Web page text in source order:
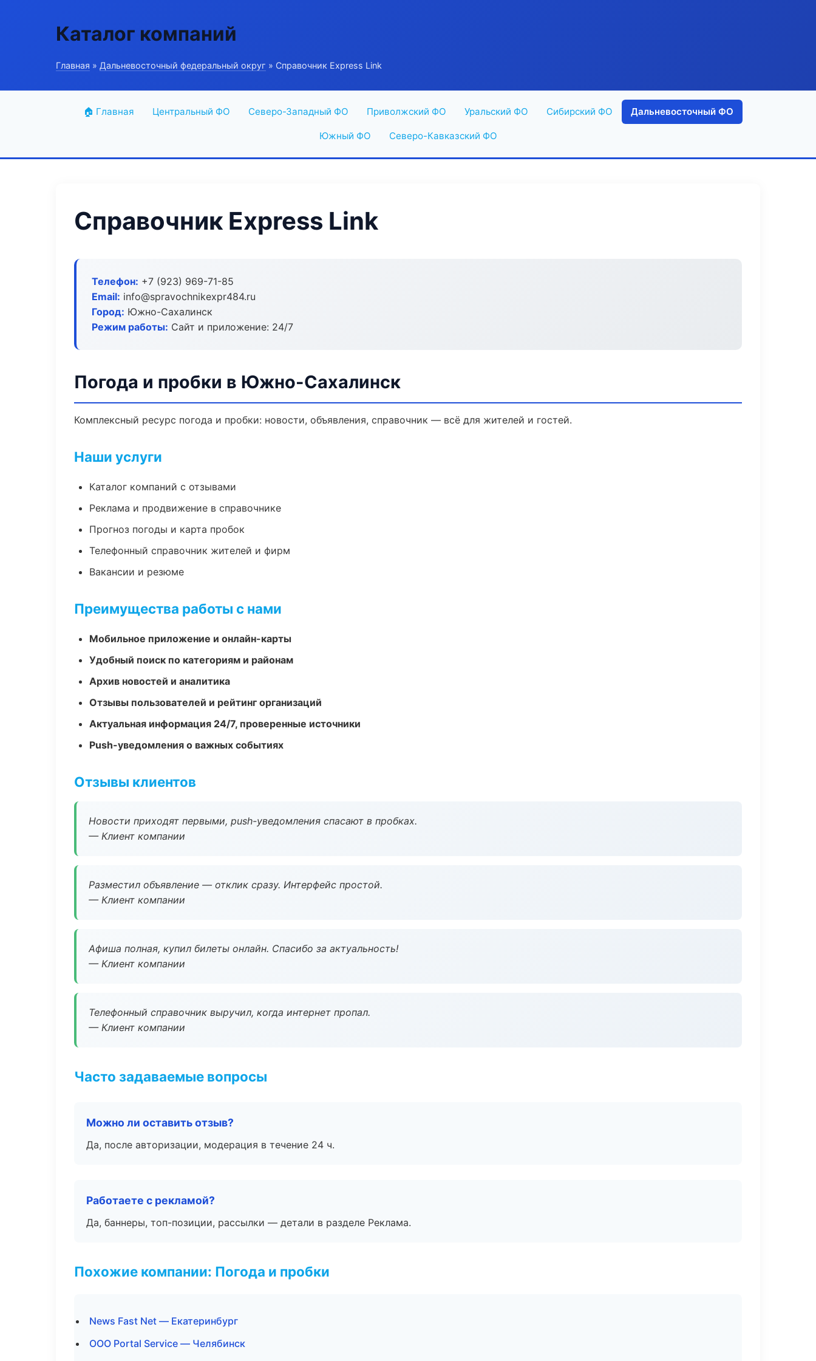
Каталог компаний
Главная » Дальневосточный федеральный округ » Справочник Express Link
🏠 Главная Центральный ФО Северо-Западный ФО Приволжский ФО Уральский ФО Сибирский ФО Дальневосточный ФО
Южный ФО Северо-Кавказский ФО
Справочник Express Link
Телефон: +7 (923) 969-71-85
Email: info@spravochnikexpr484.ru
Город: Южно-Сахалинск
Режим работы: Сайт и приложение: 24/7
Погода и пробки в Южно-Сахалинск
Комплексный ресурс погода и пробки: новости, объявления, справочник — всё для жителей и гостей.
Наши услуги
Каталог компаний с отзывами
Реклама и продвижение в справочнике
Прогноз погоды и карта пробок
Телефонный справочник жителей и фирм
Вакансии и резюме
Преимущества работы с нами
Мобильное приложение и онлайн-карты
Удобный поиск по категориям и районам
Архив новостей и аналитика
Отзывы пользователей и рейтинг организаций
Актуальная информация 24/7, проверенные источники
Push-уведомления о важных событиях
Отзывы клиентов
Новости приходят первыми, push-уведомления спасают в пробках.
— Клиент компании
Разместил объявление — отклик сразу. Интерфейс простой.
— Клиент компании
Афиша полная, купил билеты онлайн. Спасибо за актуальность!
— Клиент компании
Телефонный справочник выручил, когда интернет пропал.
— Клиент компании
Часто задаваемые вопросы
Можно ли оставить отзыв?
Да, после авторизации, модерация в течение 24 ч.
Работаете с рекламой?
Да, баннеры, топ-позиции, рассылки — детали в разделе Реклама.
Похожие компании: Погода и пробки
News Fast Net — Екатеринбург
ООО Portal Service — Челябинск